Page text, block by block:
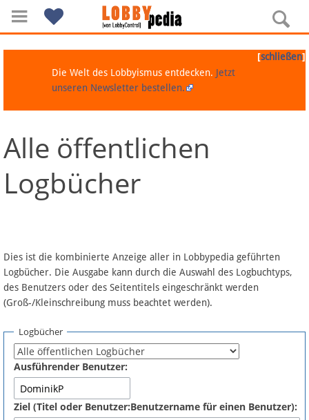
Navigation
Über Lobbypedia
Artikel nach Kategorien
FAQ
Fördermitglied werden
Fehler melden
[schließen]
Die Welt des Lobbyismus entdecken. Jetzt
unseren Newsletter bestellen.
Alle öffentlichen
Logbücher
Dies ist die kombinierte Anzeige aller in Lobbypedia geführten
Logbücher. Die Ausgabe kann durch die Auswahl des Logbuchtyps,
des Benutzers oder des Seitentitels eingeschränkt werden
(Groß-/Kleinschreibung muss beachtet werden).
Logbücher
Ausführender Benutzer:
Ziel (Titel oder Benutzer:Benutzername für einen Benutzer):